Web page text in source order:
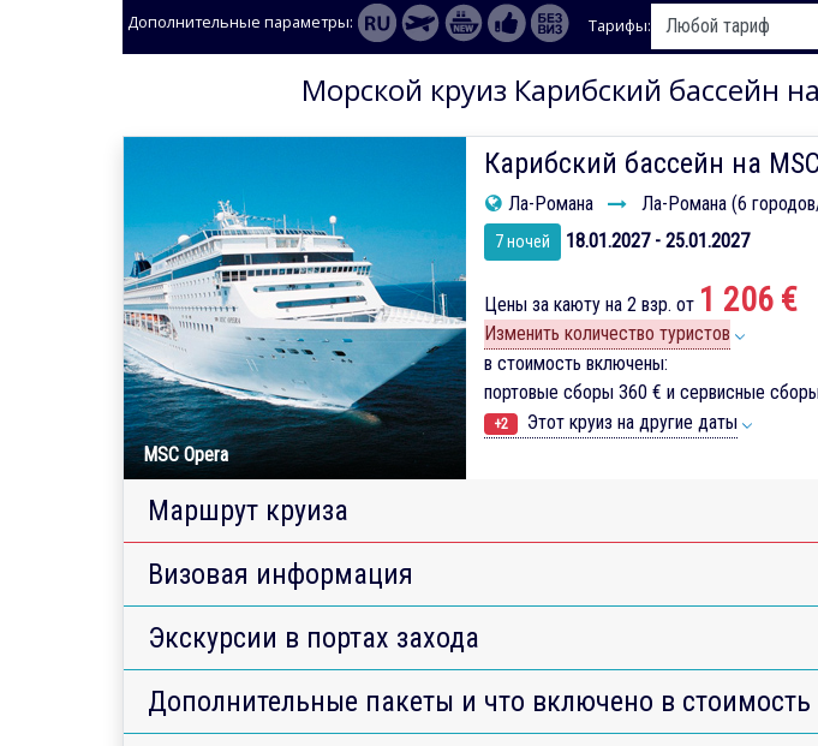
Дополнительные параметры: Тарифы:
Морской круиз Карибский бассейн
MSC Opera
Карибский бассейн на
Ла-Романа Ла-Романа (6
7 ночей 18.01.2027 - 25.01.2027
Цены за каюту на 2 взр. от 1 206 €
Изменить количество туристов
в стоимость включены:
портовые сборы 360 € и сервисные
+2 Этот круиз на другие даты
Маршрут круиза
Визовая информация
Экскурсии в портах захода
Дополнительные пакеты и что включено в стоимость